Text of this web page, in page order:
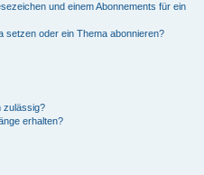
und einem Abonnements für ein
setzen oder ein Thema abonnieren?
zulässig?
erhalten?